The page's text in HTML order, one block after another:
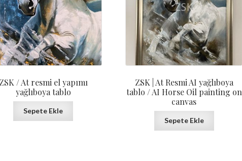
ZSK / At resmi el yapımı
yağlıboya tablo
Sepete Ekle
ZSK | At Resmi AI yağlıboya
tablo / AI Horse Oil painting on
canvas
Sepete Ekle